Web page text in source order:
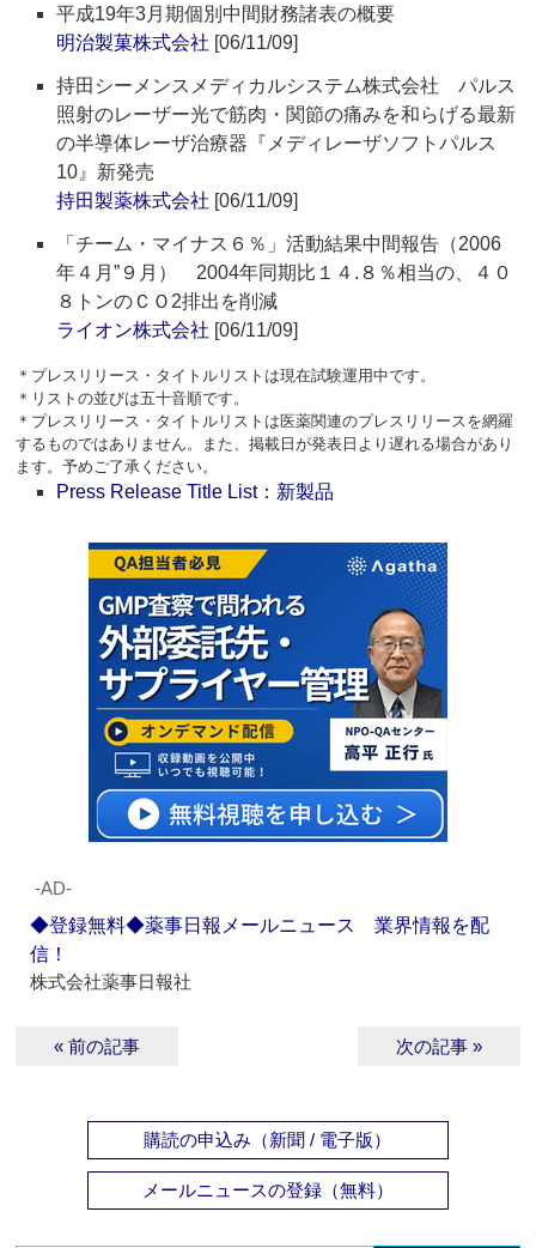
平成19年3月期個別中間財務諸表の概要
明治製菓株式会社 [06/11/09]
持田シーメンスメディカルシステム株式会社 パルス
照射のレーザー光で筋肉・関節の痛みを和らげる最新
の半導体レーザ治療器『メディレーザソフトパルス
10』新発売
持田製薬株式会社 [06/11/09]
「チーム・マイナス６％」活動結果中間報告（2006
年４月”９月） 2004年同期比１４.８％相当の、４０
８トンのＣＯ2排出を削減
ライオン株式会社 [06/11/09]
＊プレスリリース・タイトルリストは現在試験運用中です。
＊リストの並びは五十音順です。
＊プレスリリース・タイトルリストは医薬関連のプレスリリースを網羅
するものではありません。また、掲載日が発表日より遅れる場合があり
ます。予めご了承ください。
Press Release Title List：新製品
‐AD‐
◆登録無料◆薬事日報メールニュース 業界情報を配
信！
株式会社薬事日報社
« 前の記事 次の記事 »
購読の申込み（新聞 / 電子版）
メールニュースの登録（無料）